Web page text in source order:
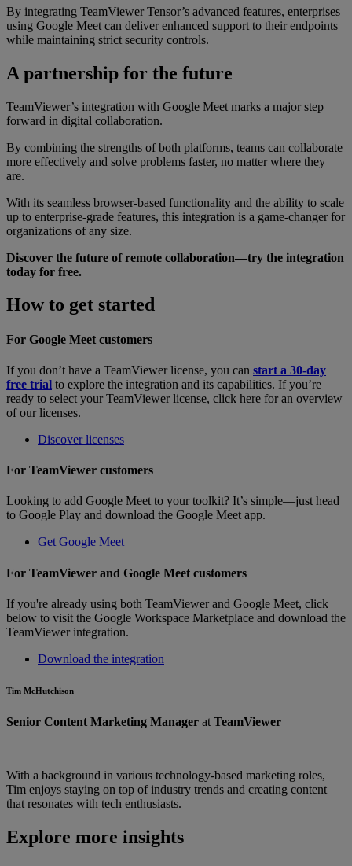
By integrating TeamViewer Tensor’s advanced features, enterprises
using Google Meet can deliver enhanced support to their endpoints
while maintaining strict security controls.
A partnership for the future
TeamViewer’s integration with Google Meet marks a major step
forward in digital collaboration.
By combining the strengths of both platforms, teams can collaborate
more effectively and solve problems faster, no matter where they
are.
With its seamless browser-based functionality and the ability to scale
up to enterprise-grade features, this integration is a game-changer for
organizations of any size.
Discover the future of remote collaboration—try the integration
today for free.
How to get started
For Google Meet customers
If you don’t have a TeamViewer license, you can start a 30-day
free trial to explore the integration and its capabilities. If you’re
ready to select your TeamViewer license, click here for an overview
of our licenses.
Discover licenses
For TeamViewer customers
Looking to add Google Meet to your toolkit? It’s simple—just head
to Google Play and download the Google Meet app.
Get Google Meet
For TeamViewer and Google Meet customers
If you're already using both TeamViewer and Google Meet, click
below to visit the Google Workspace Marketplace and download the
TeamViewer integration.
Download the integration
Tim McHutchison
Senior Content Marketing Manager at TeamViewer
—
With a background in various technology-based marketing roles,
Tim enjoys staying on top of industry trends and creating content
that resonates with tech enthusiasts.
Explore more insights